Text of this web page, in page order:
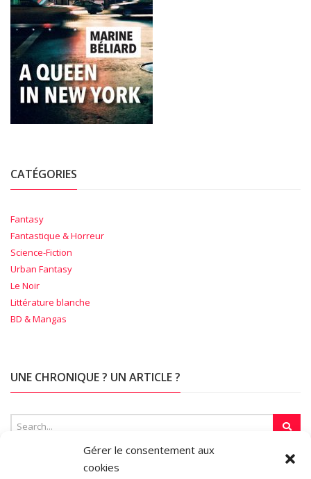
Gérer le consentement aux
cookies
CATÉGORIES
Fantasy
Fantastique & Horreur
Science-Fiction
Urban Fantasy
Le Noir
Littérature blanche
BD & Mangas
UNE CHRONIQUE ? UN ARTICLE ?